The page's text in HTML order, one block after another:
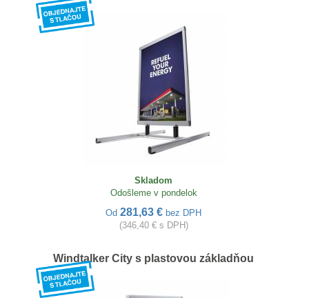
Skladom
Odošleme v pondelok
Od 281,63 € bez DPH
(346,40 € s DPH)
Windtalker City s plastovou základňou